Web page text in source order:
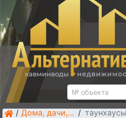
/ Дома, дачи, таунхаусы /
Дома, дачи,